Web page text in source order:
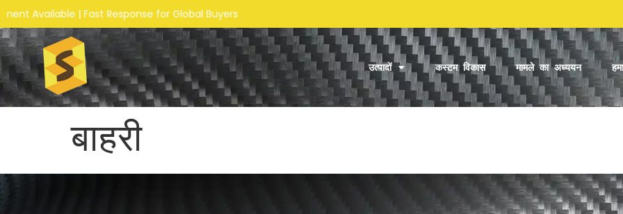
| Fast Response for Global Buyers
उत्पादों कस्टम विकास मामले का अध्ययन
बाहरी